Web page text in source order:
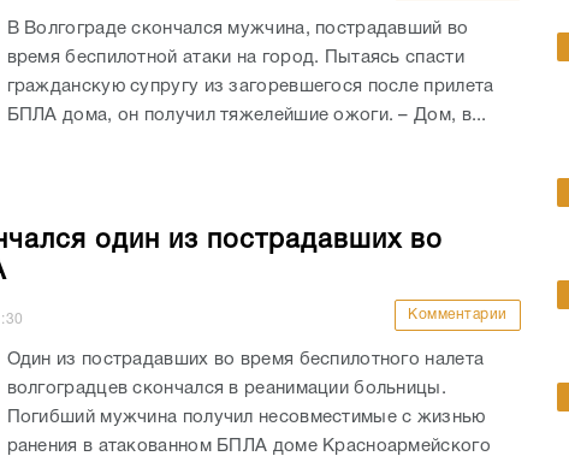
В Волгограде скончался мужчина, пострадавший во
время беспилотной атаки на город. Пытаясь спасти
гражданскую супругу из загоревшегося после прилета
БПЛА дома, он получил тяжелейшие ожоги. – Дом, в...
один из пострадавших во
Комментарии
Один из пострадавших во время беспилотного налета
волгоградцев скончался в реанимации больницы.
Погибший мужчина получил несовместимые с жизнью
ранения в атакованном БПЛА доме Красноармейского